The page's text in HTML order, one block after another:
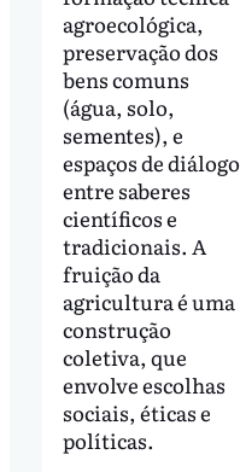
agroecológica,
preservação dos
bens comuns
(água, solo,
sementes), e
espaços de diálogo
entre saberes
científicos e
tradicionais. A
fruição da
agricultura é uma
construção
coletiva, que
envolve escolhas
sociais, éticas e
políticas.